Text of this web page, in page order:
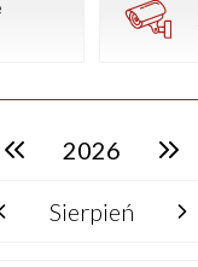
poprzedni rok2026
miesiąc
Sierpień